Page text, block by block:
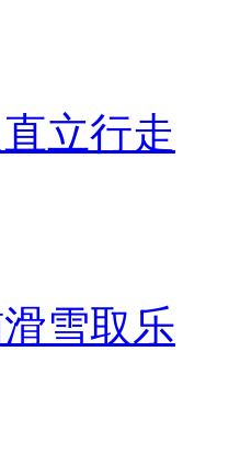
立行走
雪取乐